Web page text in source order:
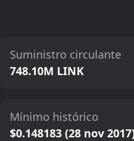
Suministro circulante
748.10M LINK
Mínimo histórico
$0.148183 (28 nov